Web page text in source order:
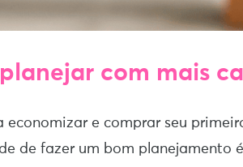
com mais
e comprar seu
de fazer um bom planejamento